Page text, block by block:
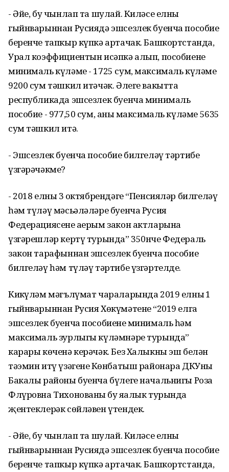
- Әйе, бу чынлап та шулай. Киләсе елның
гыйнварыннан Русиядә эшсезлек буенча пособие
беренче тапкыр күпкә артачак. Башкортстанда,
Урал коэффициентын исәпкә алып, пособиенең
минималь күләме - 1725 сум, максималь күләме
9200 сум тәшкил итәчәк. Әлеге вакытта
республикада эшсезлек буенча минималь
пособие - 977,50 сум, аның максималь күләме 5635
сум тәшкил итә.
- Эшсезлек буенча пособие билгеләү тәртибе
үзгәрәчәкме?
- 2018 елның 3 октябрендәге “Пенсияләр билгеләү
һәм түләү мәсьәләләре буенча Русия
Федерациясенең аерым закон актларына
үзгәрешләр кертү турында” 350нче Федераль
закон тарафыннан эшсезлек буенча пособие
билгеләү һәм түләү тәртибе үзгәртелде.
Киңкүләм мәгълүмат чараларында 2019 елның 1
гыйнварыннан Русия Хөкүмәтенең “2019 елга
эшсезлек буенча пособиенең минималь һәм
максималь зурлыгы күләмнәре турында”
карары көченә керәчәк. Без Халыкны эш белән
тәэмин итү үзәгенең Көнбатыш районара ДКУның
Бакалы районы буенча бүлеге начальнигы Роза
Флүровна Тихонованың бу яңалык турында
җентеклерәк сөйләвен үтендек.
- Әйе, бу чынлап та шулай. Киләсе елның
гыйнварыннан Русиядә эшсезлек буенча пособие
беренче тапкыр күпкә артачак. Башкортстанда,